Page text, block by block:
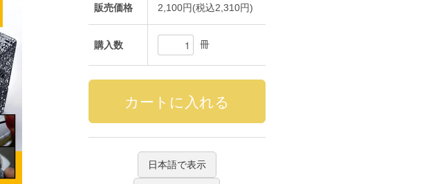
販売価格 2,100円(税込2,310円)
購入数 冊
日本語で表示